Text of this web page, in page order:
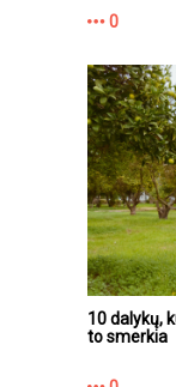
0
10 dalykų,
to smerkia